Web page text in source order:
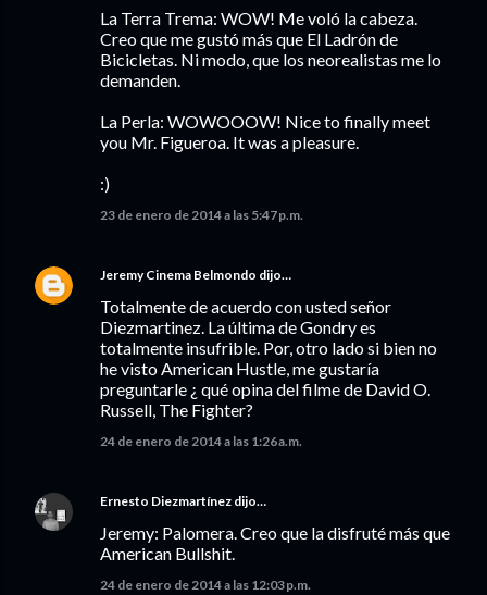
La Terra Trema: WOW! Me voló la cabeza.
Creo que me gustó más que El Ladrón de
Bicicletas. Ni modo, que los neorealistas me lo
demanden.
La Perla: WOWOOOW! Nice to finally meet
you Mr. Figueroa. It was a pleasure.
:)
23 de enero de 2014 a las 5:47 p.m.
Jeremy Cinema Belmondo dijo…
Totalmente de acuerdo con usted señor
Diezmartinez. La última de Gondry es
totalmente insufrible. Por, otro lado si bien no
he visto American Hustle, me gustaría
preguntarle ¿ qué opina del filme de David O.
Russell, The Fighter?
24 de enero de 2014 a las 1:26 a.m.
Ernesto Diezmartínez dijo…
Jeremy: Palomera. Creo que la disfruté más que
American Bullshit.
24 de enero de 2014 a las 12:03 p.m.